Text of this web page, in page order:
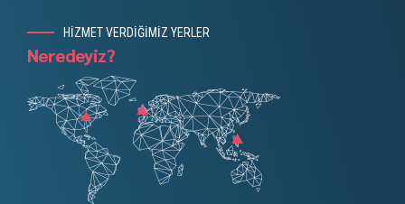
HİZMET VERDİĞİMİZ YERLER
Neredeyiz?